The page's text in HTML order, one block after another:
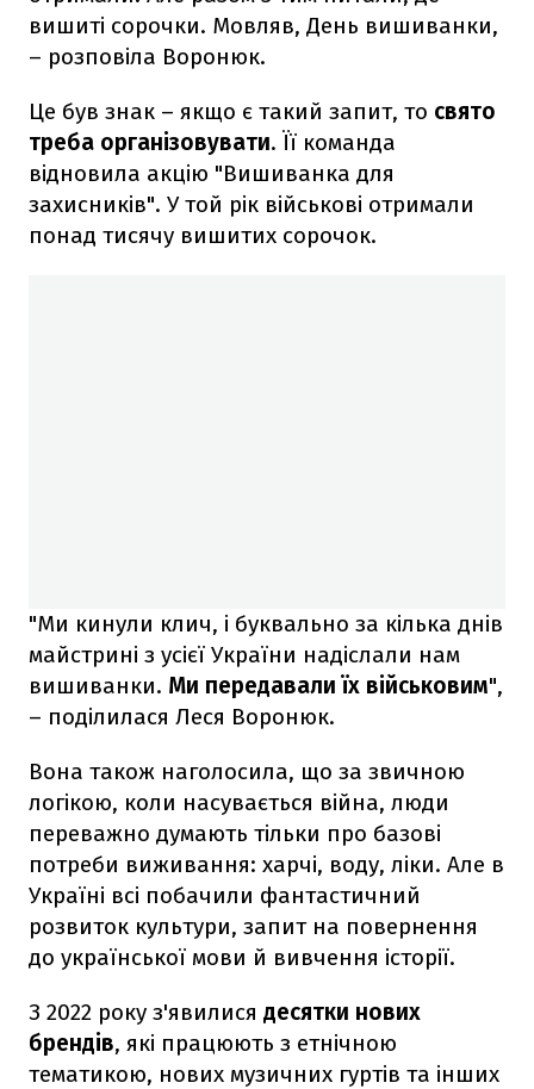
вишиті сорочки. Мовляв, День вишиванки,
– розповіла Воронюк.
Це був знак – якщо є такий запит, то свято
треба організовувати. Її команда
відновила акцію "Вишиванка для
захисників". У той рік військові отримали
понад тисячу вишитих сорочок.
"Ми кинули клич, і буквально за кілька днів
майстрині з усієї України надіслали нам
вишиванки. Ми передавали їх військовим",
– поділилася Леся Воронюк.
Вона також наголосила, що за звичною
логікою, коли насувається війна, люди
переважно думають тільки про базові
потреби виживання: харчі, воду, ліки. Але в
Україні всі побачили фантастичний
розвиток культури, запит на повернення
до української мови й вивчення історії.
З 2022 року з'явилися десятки нових
брендів, які працюють з етнічною
тематикою, нових музичних гуртів та інших